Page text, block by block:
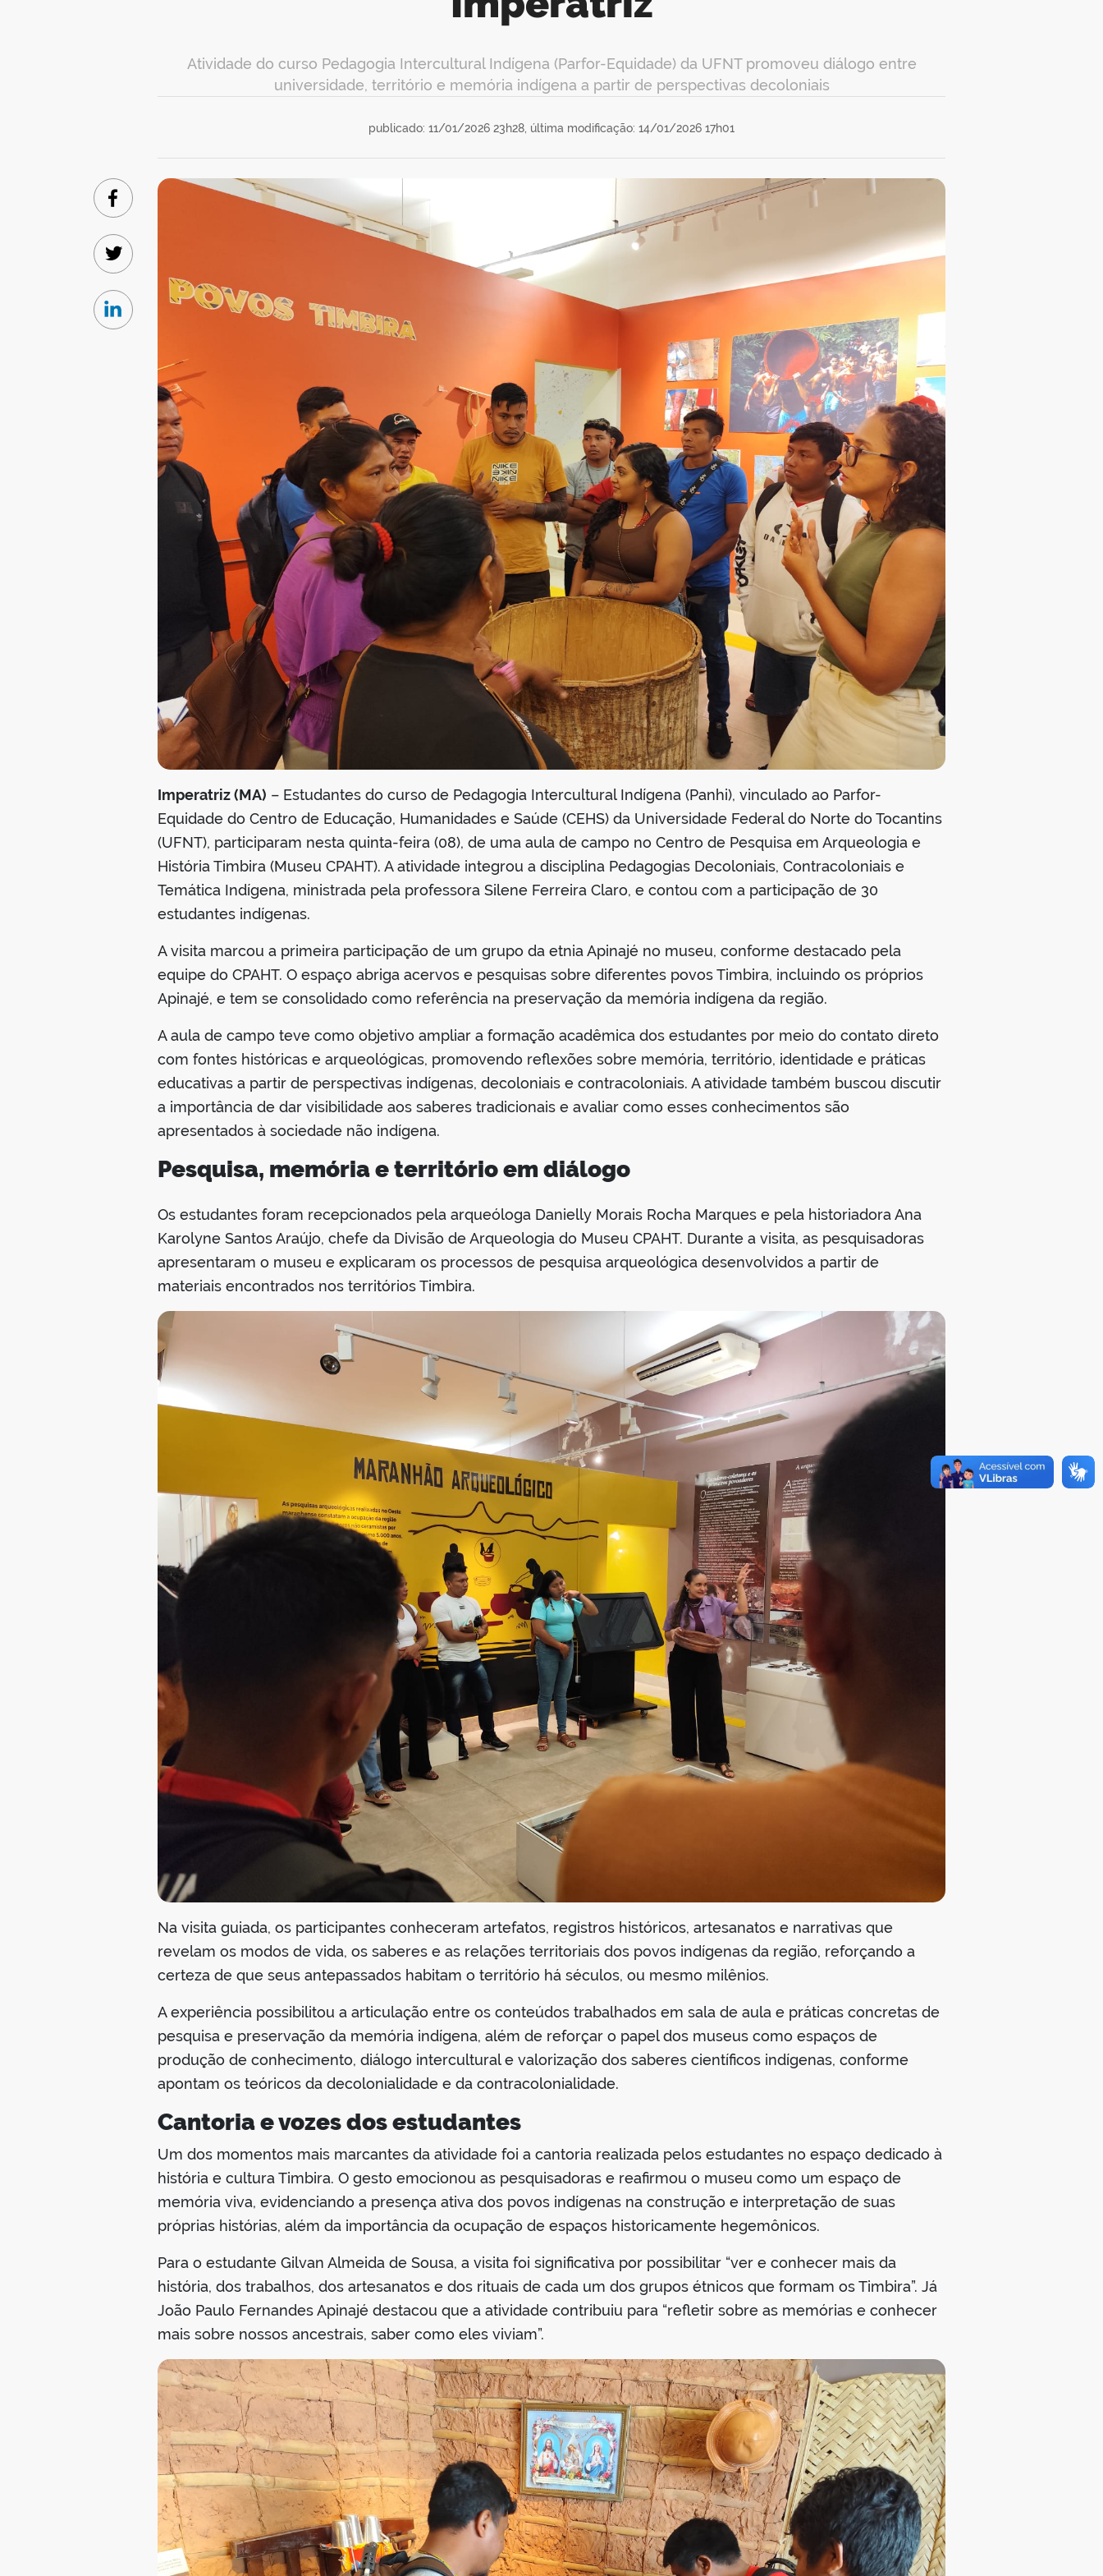
Atividade do curso Pedagogia Intercultural Indígena (Parfor-Equidade) da UFNT promoveu diálogo entre
universidade, território e memória indígena a partir de perspectivas decoloniais
publicado: 11/01/2026 23h28, última modificação: 14/01/2026 17h01
Imperatriz (MA) – Estudantes do curso de Pedagogia Intercultural Indígena (Panhi), vinculado ao Parfor-
Equidade do Centro de Educação, Humanidades e Saúde (CEHS) da Universidade Federal do Norte do Tocantins
(UFNT), participaram nesta quinta-feira (08), de uma aula de campo no Centro de Pesquisa em Arqueologia e
História Timbira (Museu CPAHT). A atividade integrou a disciplina Pedagogias Decoloniais, Contracoloniais e
Temática Indígena, ministrada pela professora Silene Ferreira Claro, e contou com a participação de 30
estudantes indígenas.
A visita marcou a primeira participação de um grupo da etnia Apinajé no museu, conforme destacado pela
equipe do CPAHT. O espaço abriga acervos e pesquisas sobre diferentes povos Timbira, incluindo os próprios
Apinajé, e tem se consolidado como referência na preservação da memória indígena da região.
A aula de campo teve como objetivo ampliar a formação acadêmica dos estudantes por meio do contato direto
com fontes históricas e arqueológicas, promovendo reflexões sobre memória, território, identidade e práticas
educativas a partir de perspectivas indígenas, decoloniais e contracoloniais. A atividade também buscou discutir
a importância de dar visibilidade aos saberes tradicionais e avaliar como esses conhecimentos são
apresentados à sociedade não indígena.
Pesquisa, memória e território em diálogo
Os estudantes foram recepcionados pela arqueóloga Danielly Morais Rocha Marques e pela historiadora Ana
Karolyne Santos Araújo, chefe da Divisão de Arqueologia do Museu CPAHT. Durante a visita, as pesquisadoras
apresentaram o museu e explicaram os processos de pesquisa arqueológica desenvolvidos a partir de
materiais encontrados nos territórios Timbira.
Na visita guiada, os participantes conheceram artefatos, registros históricos, artesanatos e narrativas que
revelam os modos de vida, os saberes e as relações territoriais dos povos indígenas da região, reforçando a
certeza de que seus antepassados habitam o território há séculos, ou mesmo milênios.
A experiência possibilitou a articulação entre os conteúdos trabalhados em sala de aula e práticas concretas de
pesquisa e preservação da memória indígena, além de reforçar o papel dos museus como espaços de
produção de conhecimento, diálogo intercultural e valorização dos saberes científicos indígenas, conforme
apontam os teóricos da decolonialidade e da contracolonialidade.
Cantoria e vozes dos estudantes
Um dos momentos mais marcantes da atividade foi a cantoria realizada pelos estudantes no espaço dedicado à
história e cultura Timbira. O gesto emocionou as pesquisadoras e reafirmou o museu como um espaço de
memória viva, evidenciando a presença ativa dos povos indígenas na construção e interpretação de suas
próprias histórias, além da importância da ocupação de espaços historicamente hegemônicos.
Para o estudante Gilvan Almeida de Sousa, a visita foi significativa por possibilitar “ver e conhecer mais da
história, dos trabalhos, dos artesanatos e dos rituais de cada um dos grupos étnicos que formam os Timbira”. Já
João Paulo Fernandes Apinajé destacou que a atividade contribuiu para “refletir sobre as memórias e conhecer
mais sobre nossos ancestrais, saber como eles viviam”.
Facebook
Twitter
Linkedin